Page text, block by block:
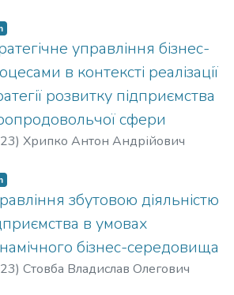
управління бізнес-
в контексті реалізації
розвитку підприємства
сфери
) Хрипко Антон Андрійович
збутовою діяльністю
в умовах
бізнес-середовища
) Стовба Владислав Олегович